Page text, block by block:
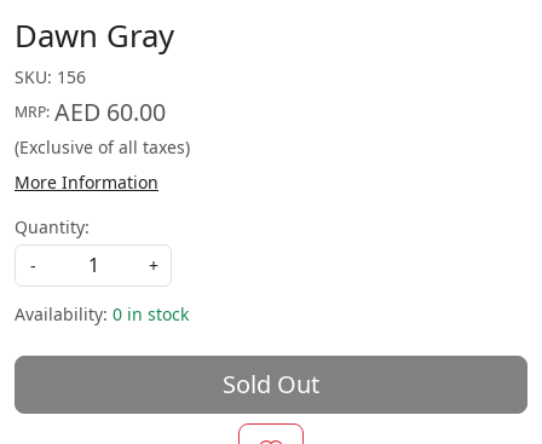
Dawn Gray
SKU: 156
MRP: AED 60.00
(Exclusive of all taxes)
More Information
Quantity:
-
+
Availability: 0 in stock
Sold Out